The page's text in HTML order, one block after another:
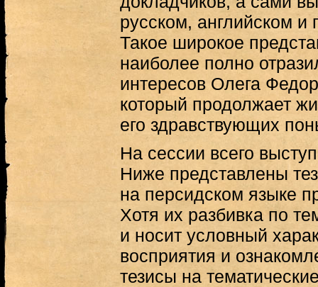
русском, английском и
Такое широкое
наиболее полно
интересов Олега
который продолжает
его здравствующих
На сессии всего
Ниже представлены
на персидском языке
Хотя их разбивка по
и носит условный
восприятия и
тезисы на